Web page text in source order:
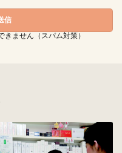
ません（スパム対策）